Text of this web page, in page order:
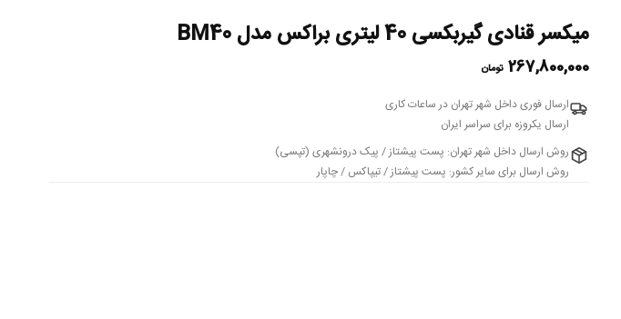
میکسر قنادی گیربکسی 40 لیتری براکس مدل BM40
267,800,000 تومان
ارسال فوری داخل شهر تهران در ساعات کاری
ارسال یکروزه برای سراسر ایران
روش ارسال داخل شهر تهران: پست پیشتاز / پیک درونشهری (تپسی)
روش ارسال برای سایر کشور: پست پیشتاز / تیپاکس / چاپار